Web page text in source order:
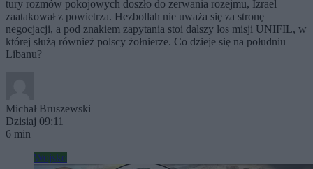
tury rozmów pokojowych doszło do zerwania rozejmu, Izrael
zaatakował z powietrza. Hezbollah nie uważa się za stronę
negocjacji, a pod znakiem zapytania stoi dalszy los misji UNIFIL, w
której służą również polscy żołnierze. Co dzieje się na południu
Libanu?
Michał Bruszewski
Dzisiaj 09:11
6 min
Wojsko